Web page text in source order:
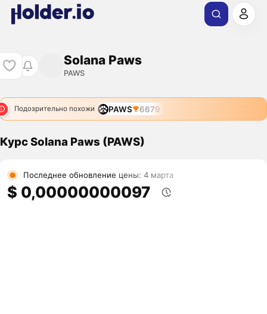
Solana Paws
PAWS
Подозрительно похожи PAWS 6679
Курс Solana Paws (PAWS)
Последнее обновление цены: 4 марта
$ 0,00000000097